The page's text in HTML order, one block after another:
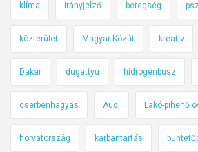
klíma irányjelző betegség
közterület Magyar Közút kreatív
Dakar dugattyú hidrogénbusz
cserbenhagyás Audi Lakó-pihenő
horvátország karbantartás